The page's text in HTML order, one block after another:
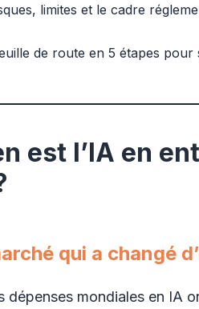
limites et le cadre
de route en 5 étapes
est l’IA en
qui a changé
dépenses mondiales en IA